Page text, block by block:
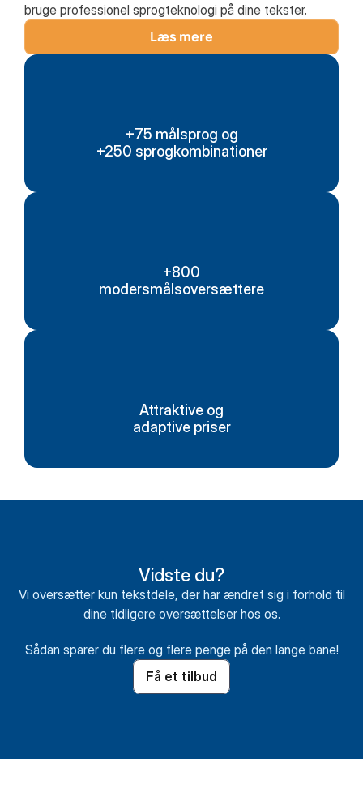
bruge professionel sprogteknologi på dine tekster.
Læs mere
+75 målsprog og
+250 sprogkombinationer
+800
modersmålsoversættere
Attraktive og
adaptive priser
Vidste du?
Vi oversætter kun tekstdele, der har ændret sig i forhold til
dine tidligere oversættelser hos os.
Sådan sparer du flere og flere penge på den lange bane!
Få et tilbud